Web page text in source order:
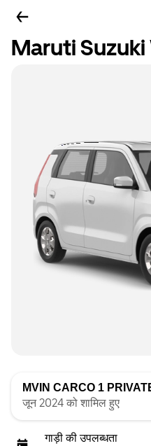
Maruti Suzuki
MVIN CARCO 1
जून 2024 को शामिल हुए
गाड़ी की उपलब्धता